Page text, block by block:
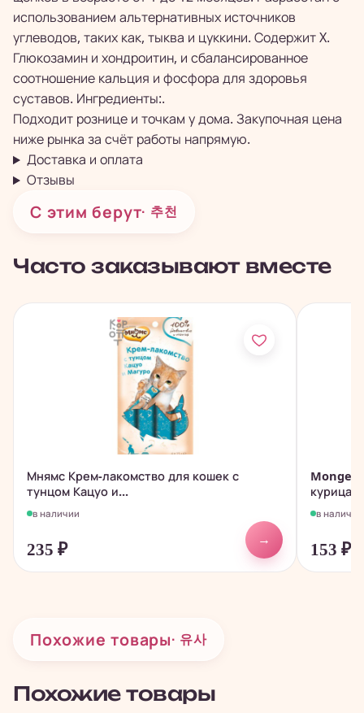
использованием альтернативных источников
углеводов, таких как, тыква и цуккини. Содержит X.
Глюкозамин и хондроитин, и сбалансированное
соотношение кальция и фосфора для здоровья
суставов. Ингредиенты:.
Подходит рознице и точкам у дома. Закупочная цена
ниже рынка за счёт работы напрямую.
Доставка и оплата
Отзывы
С этим берут· 추천
Часто заказывают вместе
Мнямс Крем-лакомство для кошек с
тунцом Кацуо и...
в наличии
235 ₽
→
Monge
курица
в наличии
153₽
Похожие товары· 유사
Похожие товары